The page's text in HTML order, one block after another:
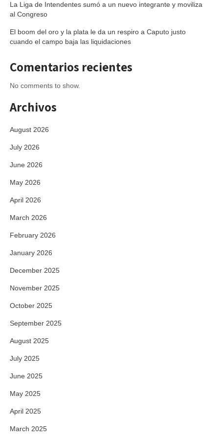
La Liga de Intendentes sumó a un nuevo integrante y moviliza
al Congreso
El boom del oro y la plata le da un respiro a Caputo justo
cuando el campo baja las liquidaciones
Comentarios recientes
No comments to show.
Archivos
August 2026
July 2026
June 2026
May 2026
April 2026
March 2026
February 2026
January 2026
December 2025
November 2025
October 2025
September 2025
August 2025
July 2025
June 2025
May 2025
April 2025
March 2025